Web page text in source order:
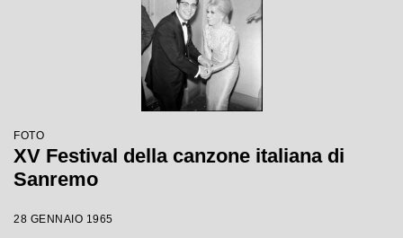
FOTO
XV Festival della canzone italiana di
Sanremo
28 GENNAIO 1965